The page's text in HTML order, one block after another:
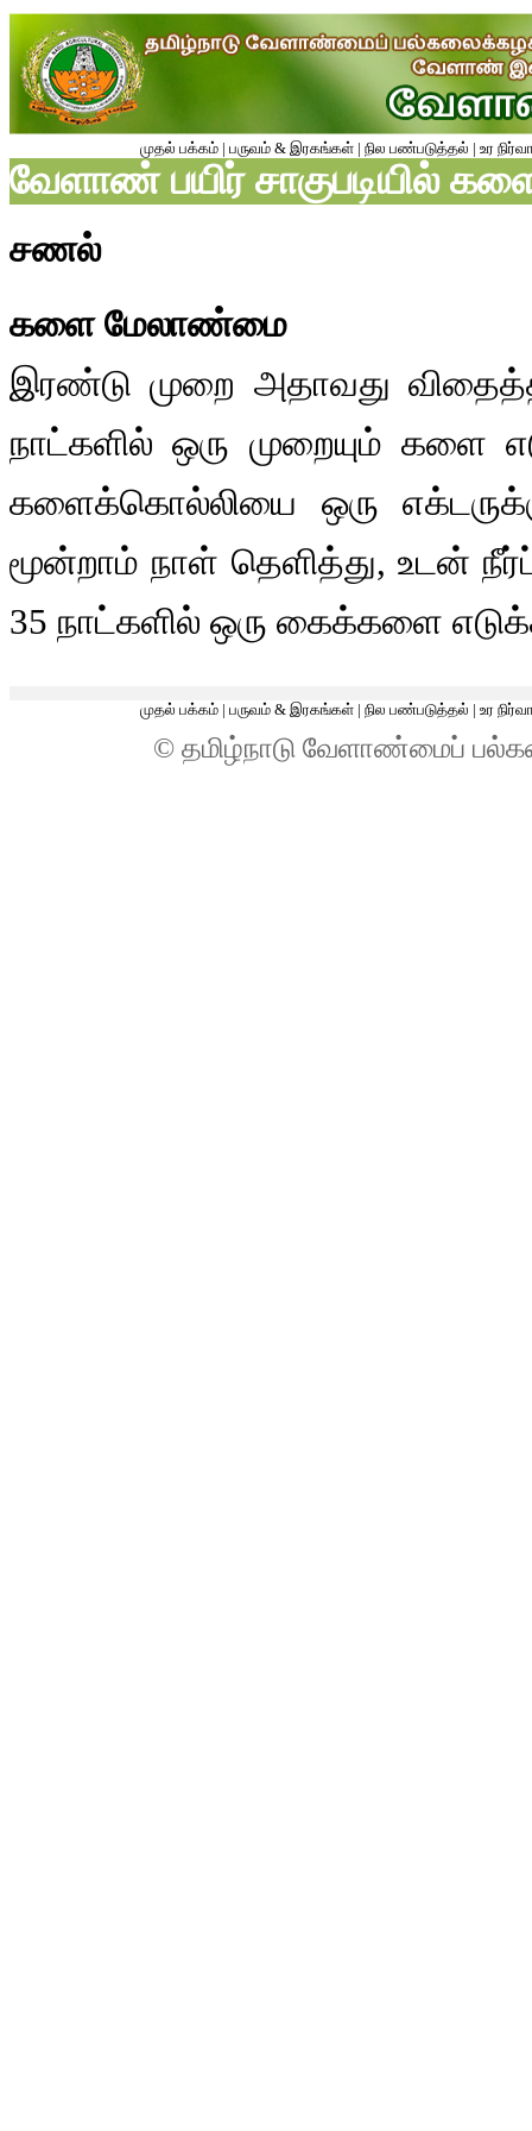
முதல் பக்கம் | பருவம் & இரகங்கள் | நில பண்படுத்தல் | உர
வேளாண் பயிர் சாகுபடியில்
சணல்
களை மேலாண்மை
இரண்டு முறை அதாவது விதைத்த
நாட்களில் ஒரு முறையும் களை
களைக்கொல்லியை ஒரு
மூன்றாம் நாள் தெளித்து, உடன்
35 நாட்களில் ஒரு கைக்களை
முதல் பக்கம் | பருவம் & இரகங்கள் | நில பண்படுத்தல் | உர
© தமிழ்நாடு வேளாண்மைப்